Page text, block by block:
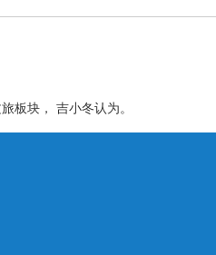
板块， 吉小冬认为。